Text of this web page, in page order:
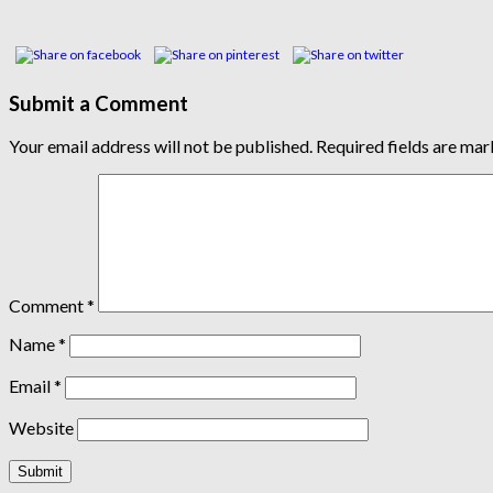
Submit a Comment
Your email address will not be published. Required fields are
Comment*
Name*
Email*
Website